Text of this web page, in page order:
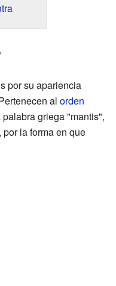
por su apariencia
al orden
griega "mantis",
la forma en que